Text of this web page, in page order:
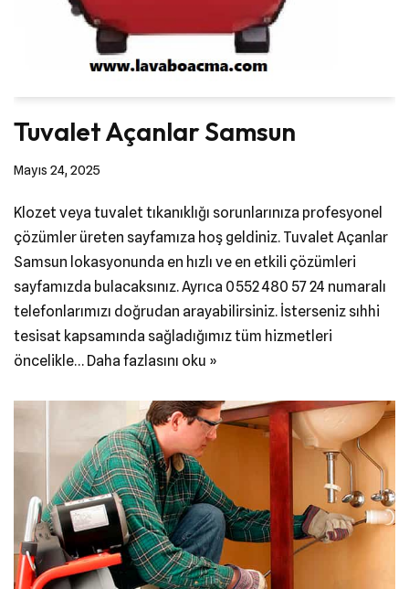
Tuvalet Açanlar Samsun
Mayıs 24, 2025
Klozet veya tuvalet tıkanıklığı sorunlarınıza profesyonel
çözümler üreten sayfamıza hoş geldiniz. Tuvalet Açanlar
Samsun lokasyonunda en hızlı ve en etkili çözümleri
sayfamızda bulacaksınız. Ayrıca 0552 480 57 24 numaralı
telefonlarımızı doğrudan arayabilirsiniz. İsterseniz sıhhi
tesisat kapsamında sağladığımız tüm hizmetleri
öncelikle… Daha fazlasını oku »